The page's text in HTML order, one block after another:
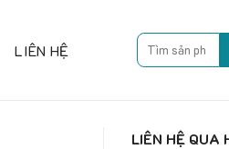
LIÊN HỆ
Search
for:
LIÊN HỆ QUA